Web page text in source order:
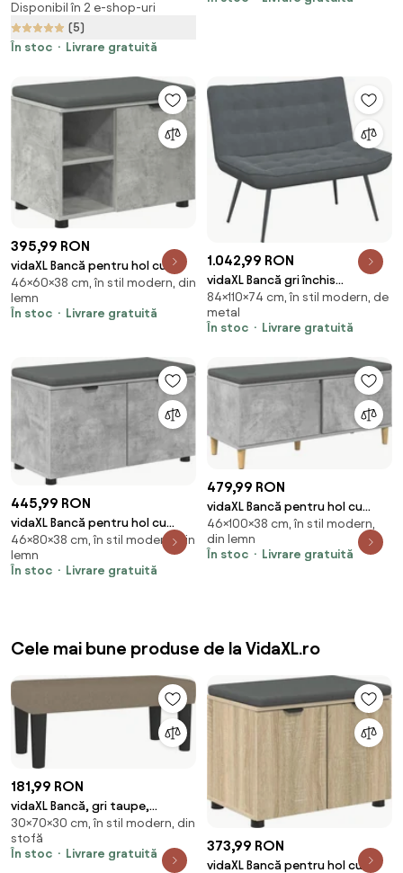
100x40x42 cm, Gri | Aosom
Romania
Disponibil în 2 e-shop-uri
(5)
În stoc
Livrare gratuită
395,99 RON
vidaXL Bancă pentru hol cu
pernă cu raft Gri Beton 60 x 38
x 46 cm
46×60×38 cm, în stil modern, din
lemn
În stoc
Livrare gratuită
1.042,99 RON
vidaXL Bancă gri închis
110x74x84 cm catifea
84×110×74 cm, în stil modern, de
metal
În stoc
Livrare gratuită
445,99 RON
vidaXL Bancă pentru hol cu
pernă cu raft Gri Beton 80 x 38
x 46 cm
46×80×38 cm, în stil modern, din
lemn
În stoc
Livrare gratuită
479,99 RON
vidaXL Bancă pentru hol cu
pernă cu ușă Gri Beton 100 x 38
x 46 cm
46×100×38 cm, în stil modern,
din lemn
În stoc
Livrare gratuită
Cele mai bune produse de la VidaXL.ro
181,99 RON
vidaXL Bancă, gri taupe,
70x30x30 cm, textil
30×70×30 cm, în stil modern, din
stofă
În stoc
Livrare gratuită
373,99 RON
vidaXL Bancă pentru hol cu